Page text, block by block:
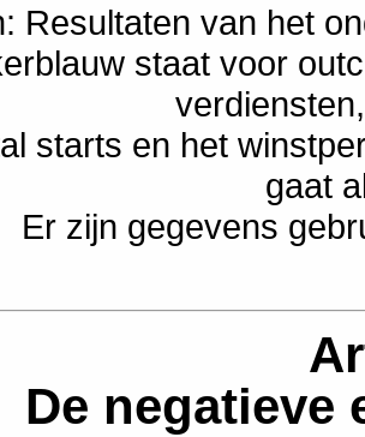
Resultaten van het
staat voor
starts en het
gaat
Er zijn gegevens
De negatieve